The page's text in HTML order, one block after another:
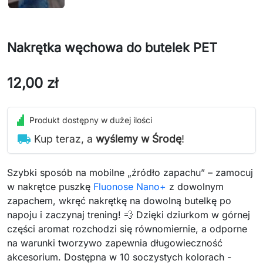
Nakrętka węchowa do butelek PET
12,00 zł
Produkt dostępny w dużej ilości
local_shipping Kup teraz, a wyślemy w Środę!
Szybki sposób na mobilne „źródło zapachu” – zamocuj
w nakrętce puszkę Fluonose Nano+ z dowolnym
zapachem, wkręć nakrętkę na dowolną butelkę po
napoju i zaczynaj trening! 💨 Dzięki dziurkom w górnej
części aromat rozchodzi się równomiernie, a odporne
na warunki tworzywo zapewnia długowieczność
akcesorium. Dostępna w 10 soczystych kolorach -